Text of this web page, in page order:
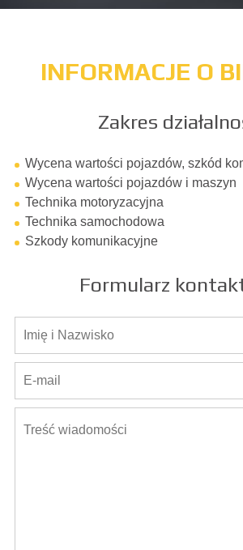
INFORMACJE O
Zakres
Wycena wartości pojazdów, szkód
Wycena wartości pojazdów i maszyn
Technika motoryzacyjna
Technika samochodowa
Szkody komunikacyjne
Formularz